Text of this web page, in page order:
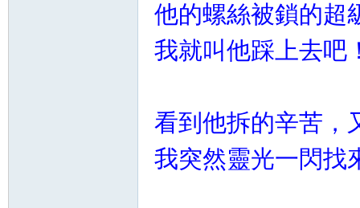
他的螺絲被鎖的超
我就叫他踩上去吧
看到他拆的辛苦，
我突然靈光一閃找